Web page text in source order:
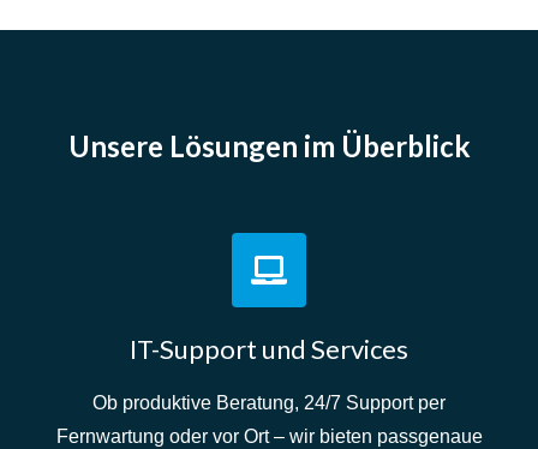
Unsere Lösungen im Überblick
IT-Support und Services
Ob produktive Beratung, 24/7 Support per
Fernwartung oder vor Ort – wir bieten passgenaue